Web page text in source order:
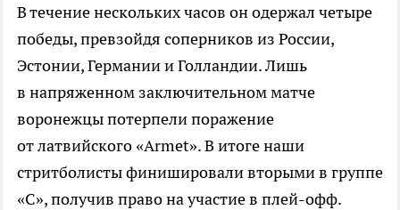
В течение нескольких часов он одержал четыре
победы, превзойдя соперников из России,
Эстонии, Германии и Голландии. Лишь
в напряженном заключительном матче
воронежцы потерпели поражение
от латвийского «Armet». В итоге наши
стритболисты финишировали вторыми в группе
«С», получив право на участие в плей-офф.